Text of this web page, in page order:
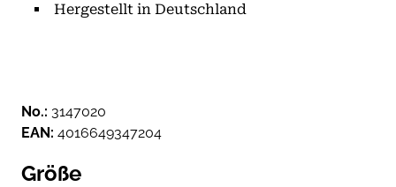
Hergestellt in Deutschland
No.: 3147020
EAN: 4016649347204
Größe